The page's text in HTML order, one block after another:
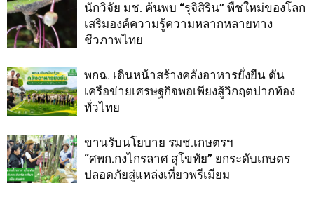
นักวิจัย มช. ค้นพบ “รุจิสิริน” พืชใหม่ของโลก
เสริมองค์ความรู้ความหลากหลายทาง
ชีวภาพไทย
พกฉ. เดินหน้าสร้างคลังอาหารยั่งยืน ดัน
เครือข่ายเศรษฐกิจพอเพียงสู้วิกฤตปากท้อง
ทั่วไทย
ขานรับนโยบาย รมช.เกษตรฯ
“ศพก.กงไกรลาศ สุโขทัย” ยกระดับเกษตร
ปลอดภัยสู่แหล่งเที่ยวพรีเมียม